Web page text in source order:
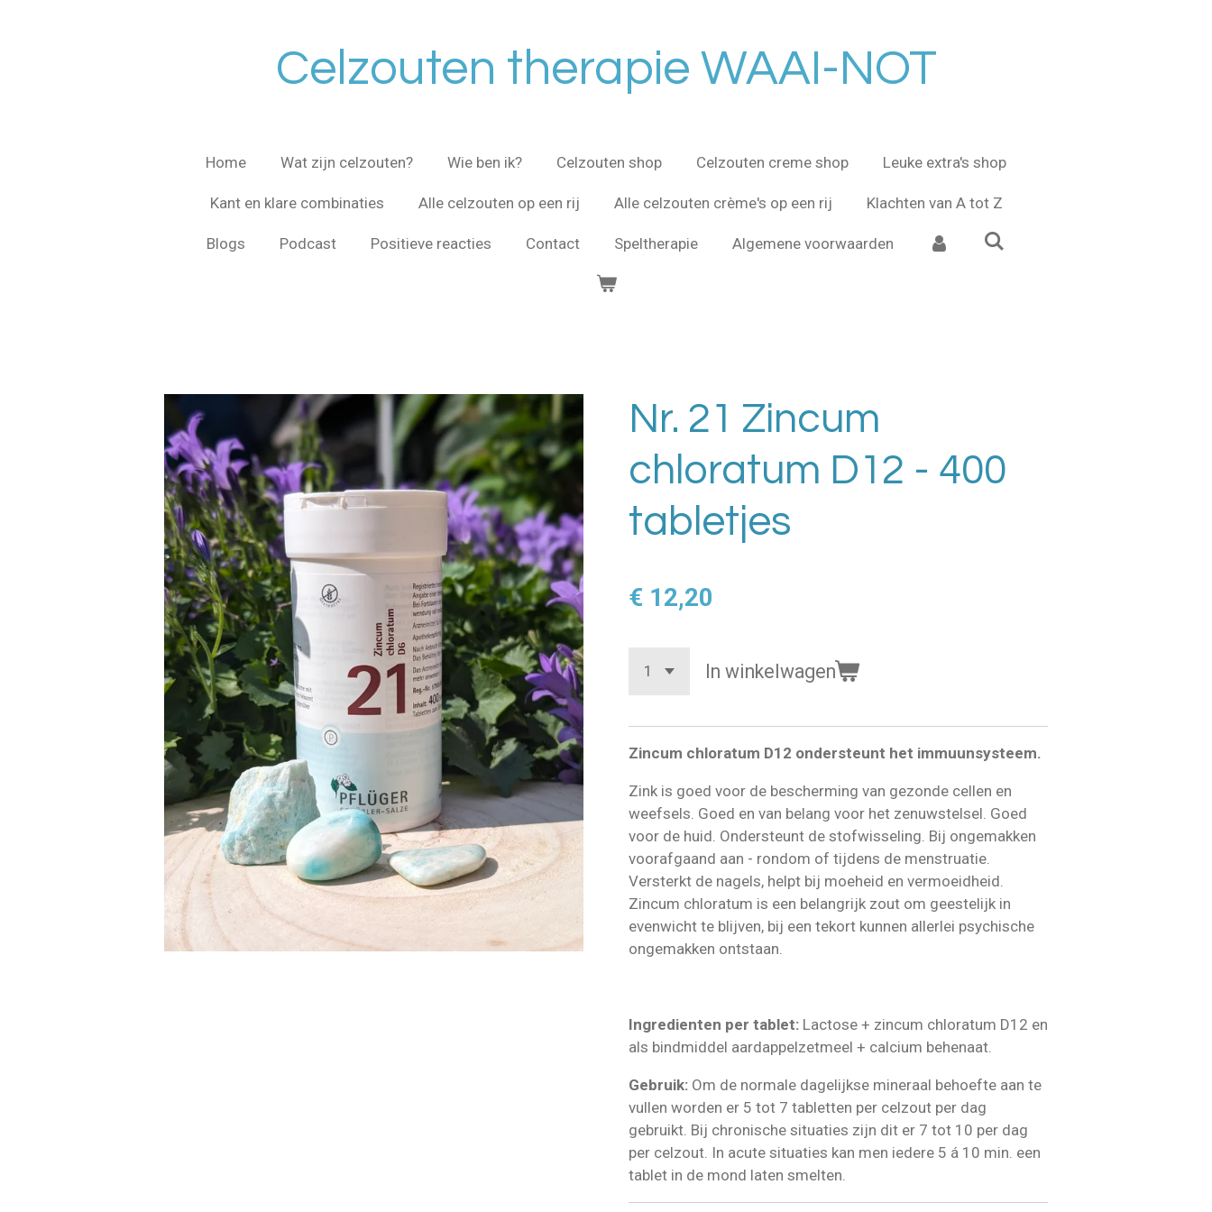
Celzouten therapie WAAI-NOT
Home Wat zijn celzouten? Wie ben ik? Celzouten shop Celzouten creme shop Leuke extra's shop
Kant en klare combinaties Alle celzouten op een rij Alle celzouten crème's op een rij Klachten van A tot Z
Blogs Podcast Positieve reacties Contact Speltherapie Algemene voorwaarden
Nr. 21 Zincum
chloratum D12 - 400
tabletjes
€ 12,20
In winkelwagen
Zincum chloratum D12 ondersteunt het immuunsysteem.
Zink is goed voor de bescherming van gezonde cellen en
weefsels. Goed en van belang voor het zenuwstelsel. Goed
voor de huid. Ondersteunt de stofwisseling. Bij ongemakken
voorafgaand aan - rondom of tijdens de menstruatie.
Versterkt de nagels, helpt bij moeheid en vermoeidheid.
Zincum chloratum is een belangrijk zout om geestelijk in
evenwicht te blijven, bij een tekort kunnen allerlei psychische
ongemakken ontstaan.
Ingredienten per tablet: Lactose + zincum chloratum D12 en
als bindmiddel aardappelzetmeel + calcium behenaat.
Gebruik: Om de normale dagelijkse mineraal behoefte aan te
vullen worden er 5 tot 7 tabletten per celzout per dag
gebruikt. Bij chronische situaties zijn dit er 7 tot 10 per dag
per celzout. In acute situaties kan men iedere 5 á 10 min. een
tablet in de mond laten smelten.